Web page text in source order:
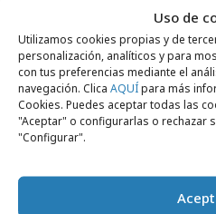
Uso de
Utilizamos cookies propias y de
personalización, analíticos y para
con tus preferencias mediante el
navegación. Clica AQUÍpara más
Cookies. Puedes aceptar todas las
"Aceptar" o configurarlas o rechazar
"Configurar".
En la foto, de izquierda a
Álvaro de Vicente y
Puedes leer el debate
de junio, Especial
la revista Ctrl